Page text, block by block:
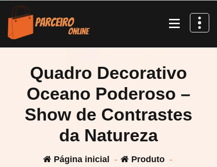
Pular
para
conteúdo
Quadro Decorativo
Oceano Poderoso –
Show de Contrastes
da Natureza
Página inicial - Produto -